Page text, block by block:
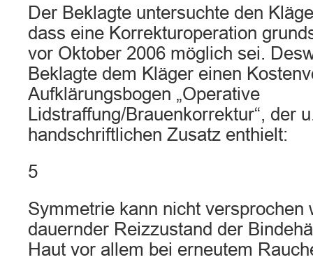
Der Beklagte untersuchte den
dass eine Korrekturoperation
vor Oktober 2006 möglich sei.
Beklagte dem Kläger einen
Aufklärungsbogen „Operative
Lidstraffung/Brauenkorrektur“, der
handschriftlichen Zusatz enthielt:
5
Symmetrie kann nicht versprochen
dauernder Reizzustand der
Haut vor allem bei erneutem